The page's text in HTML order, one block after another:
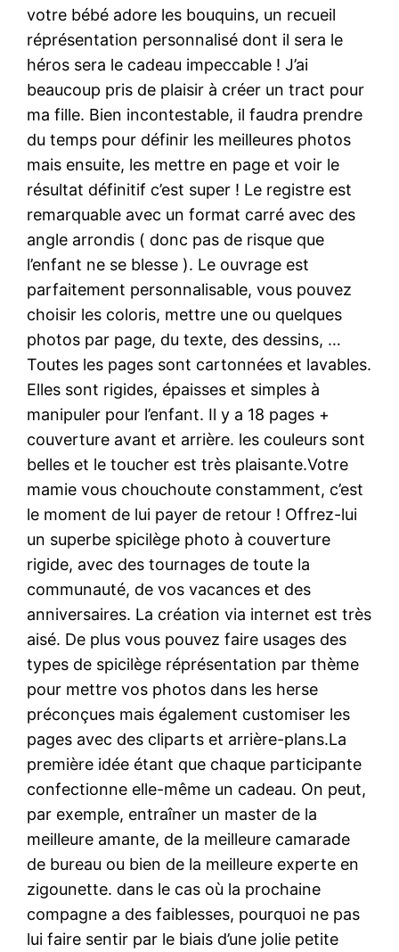
votre bébé adore les bouquins, un recueil
réprésentation personnalisé dont il sera le
héros sera le cadeau impeccable ! J’ai
beaucoup pris de plaisir à créer un tract pour
ma fille. Bien incontestable, il faudra prendre
du temps pour définir les meilleures photos
mais ensuite, les mettre en page et voir le
résultat définitif c’est super ! Le registre est
remarquable avec un format carré avec des
angle arrondis ( donc pas de risque que
l’enfant ne se blesse ). Le ouvrage est
parfaitement personnalisable, vous pouvez
choisir les coloris, mettre une ou quelques
photos par page, du texte, des dessins, …
Toutes les pages sont cartonnées et lavables.
Elles sont rigides, épaisses et simples à
manipuler pour l’enfant. Il y a 18 pages +
couverture avant et arrière. les couleurs sont
belles et le toucher est très plaisante.Votre
mamie vous chouchoute constamment, c’est
le moment de lui payer de retour ! Offrez-lui
un superbe spicilège photo à couverture
rigide, avec des tournages de toute la
communauté, de vos vacances et des
anniversaires. La création via internet est très
aisé. De plus vous pouvez faire usages des
types de spicilège réprésentation par thème
pour mettre vos photos dans les herse
préconçues mais également customiser les
pages avec des cliparts et arrière-plans.La
première idée étant que chaque participante
confectionne elle-même un cadeau. On peut,
par exemple, entraîner un master de la
meilleure amante, de la meilleure camarade
de bureau ou bien de la meilleure experte en
zigounette. dans le cas où la prochaine
compagne a des faiblesses, pourquoi ne pas
lui faire sentir par le biais d’une jolie petite